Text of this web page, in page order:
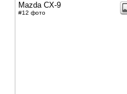
Mazda CX-9
#12 фото